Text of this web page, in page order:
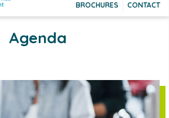
BROCHURES CONTACT
Agenda